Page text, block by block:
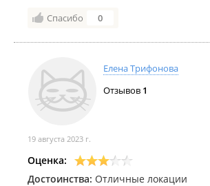
Спасибо 0
Елена Трифонова
Отзывов 1
19 августа 2023 г.
Оценка:
Достоинства: Отличные локации